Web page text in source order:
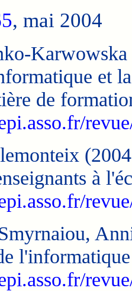
, mai 2004
Karwowska
et
de
à